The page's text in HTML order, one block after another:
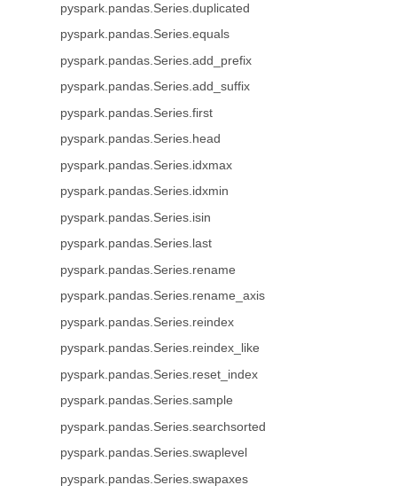
pyspark.pandas.Series.duplicated
pyspark.pandas.Series.equals
pyspark.pandas.Series.add_prefix
pyspark.pandas.Series.add_suffix
pyspark.pandas.Series.first
pyspark.pandas.Series.head
pyspark.pandas.Series.idxmax
pyspark.pandas.Series.idxmin
pyspark.pandas.Series.isin
pyspark.pandas.Series.last
pyspark.pandas.Series.rename
pyspark.pandas.Series.rename_axis
pyspark.pandas.Series.reindex
pyspark.pandas.Series.reindex_like
pyspark.pandas.Series.reset_index
pyspark.pandas.Series.sample
pyspark.pandas.Series.searchsorted
pyspark.pandas.Series.swaplevel
pyspark.pandas.Series.swapaxes